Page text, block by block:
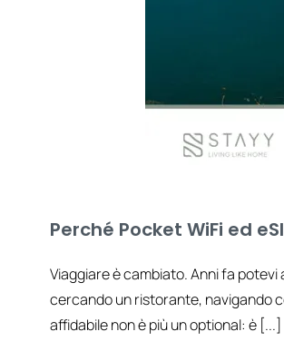
Perché Pocket WiFi ed
Viaggiare è cambiato. Anni fa
cercando un ristorante, navigando
affidabile non è più un optional: è [...]